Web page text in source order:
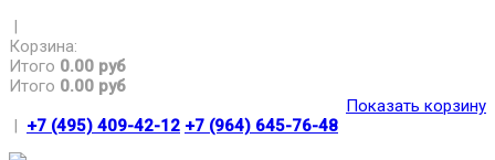
|
Корзина:
Итого 0.00 руб
Итого 0.00 руб
Показать корзину
| +7 (495) 409-42-12 +7 (964) 645-76-48